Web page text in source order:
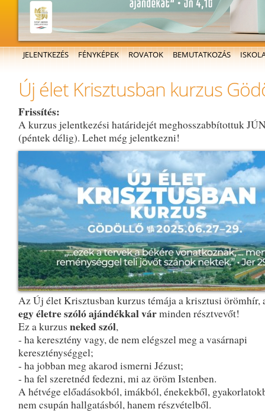
Főmenü
JELENTKEZÉS FÉNYKÉPEK ROVATOK BEMUTATKOZÁS
Új élet Krisztusban kurzus
Frissítés:
A kurzus jelentkezési határidejét meghosszabbítottuk
(péntek délig). Lehet még jelentkezni!
Az Új élet Krisztusban kurzus témája a krisztusi örömhír,
egy életre szóló ajándékkal várminden résztvevőt!
Ez a kurzus neked szól,
- ha keresztény vagy, de nem elégszel meg a vasárnapi
kereszténységgel;
- ha jobban meg akarod ismerni Jézust;
- ha fel szeretnéd fedezni, mi az öröm Istenben.
A hétvége előadásokból, imákból, énekekből,
nem csupán hallgatásból, hanem részvételből.